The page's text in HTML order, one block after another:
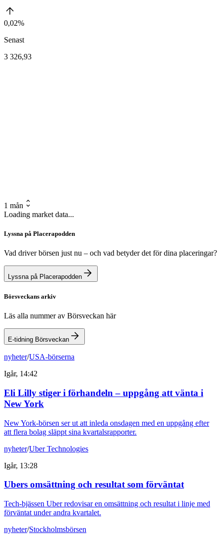
0,02%
Senast
3 326,93
1 mån
Loading market data...
Lyssna på Placerapodden
Vad driver börsen just nu – och vad betyder det för dina placeringar?
Lyssna på Placerapodden
Börsveckans arkiv
Läs alla nummer av Börsveckan här
E-tidning Börsveckan
nyheter/USA-börserna
Igår, 14:42
Eli Lilly stiger i förhandeln – uppgång att vänta i
New York
New York-börsen ser ut att inleda onsdagen med en uppgång efter
att flera bolag släppt sina kvartalsrapporter.
nyheter/Uber Technologies
Igår, 13:28
Ubers omsättning och resultat som förväntat
Tech-bjässen Uber redovisar en omsättning och resultat i linje med
förväntat under andra kvartalet.
nyheter/Stockholmsbörsen